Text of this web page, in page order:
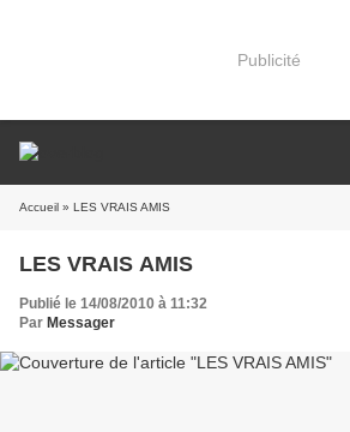
Publicité
Accueil » LES VRAIS AMIS
LES VRAIS AMIS
Publié le 14/08/2010 à 11:32
Par Messager